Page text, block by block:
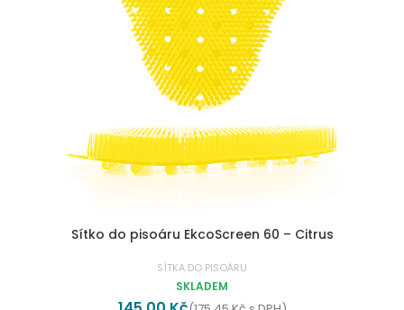
Sítko do pisoáru EkcoScreen 60 – Citrus
SÍTKA DO PISOÁRU
SKLADEM